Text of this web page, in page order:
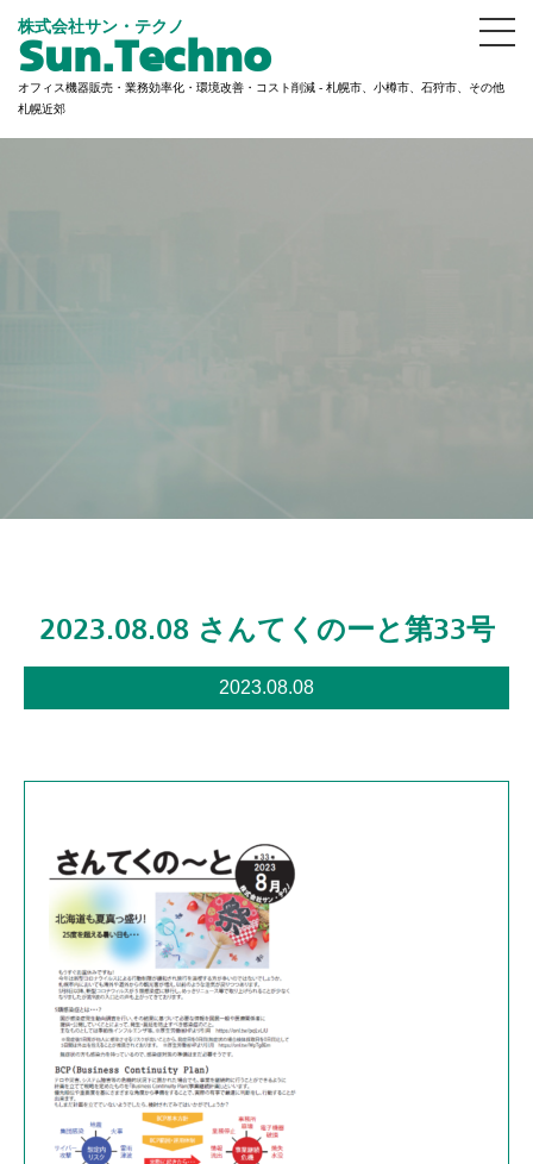
株式会社サン・テクノ
Sun.Techno
オフィス機器販売・業務効率化・環境改善・コスト削減 - 札幌市、小樽市、石狩市、その他
札幌近郊
2023.08.08 さんてくのーと第33号
2023.08.08